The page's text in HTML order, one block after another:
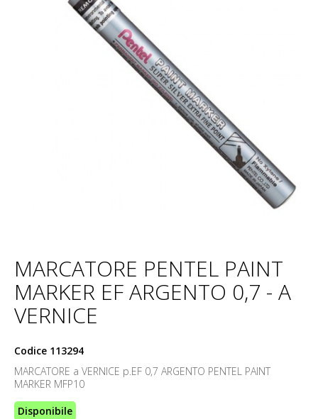
MARCATORE PENTEL PAINT
MARKER EF ARGENTO 0,7 - A
VERNICE
Codice 113294
MARCATORE a VERNICE p.EF 0,7 ARGENTO PENTEL PAINT
MARKER MFP10
Disponibile